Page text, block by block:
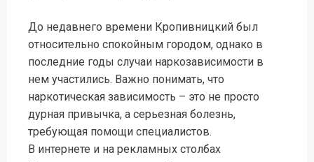
До недавнего времени Кропивницкий был
относительно спокойным городом, однако в
последние годы случаи наркозависимости в
нем участились. Важно понимать, что
наркотическая зависимость – это не просто
дурная привычка, а серьезная болезнь,
требующая помощи специалистов.
В интернете и на рекламных столбах